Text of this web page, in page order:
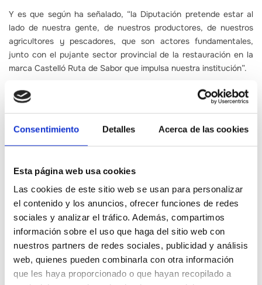
Consentimiento Detalles Acerca de las cookies
Esta página web usa cookies
Las cookies de este sitio web se usan para personalizar
el contenido y los anuncios, ofrecer funciones de redes
sociales y analizar el tráfico. Además, compartimos
información sobre el uso que haga del sitio web con
nuestros partners de redes sociales, publicidad y análisis
web, quienes pueden combinarla con otra información
que les haya proporcionado o que hayan recopilado a
Y es que según ha señalado, “la Diputación pretende estar al
lado de nuestra gente, de nuestros productores, de nuestros
agricultores y pescadores, que son actores fundamentales,
junto con el pujante sector provincial de la restauración en la
marca Castelló Ruta de Sabor que impulsa nuestra institución”.